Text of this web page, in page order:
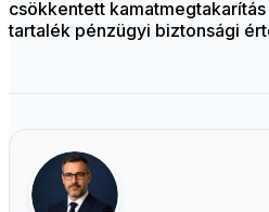
csökkentett
tartalék pénzügyi biztonsági